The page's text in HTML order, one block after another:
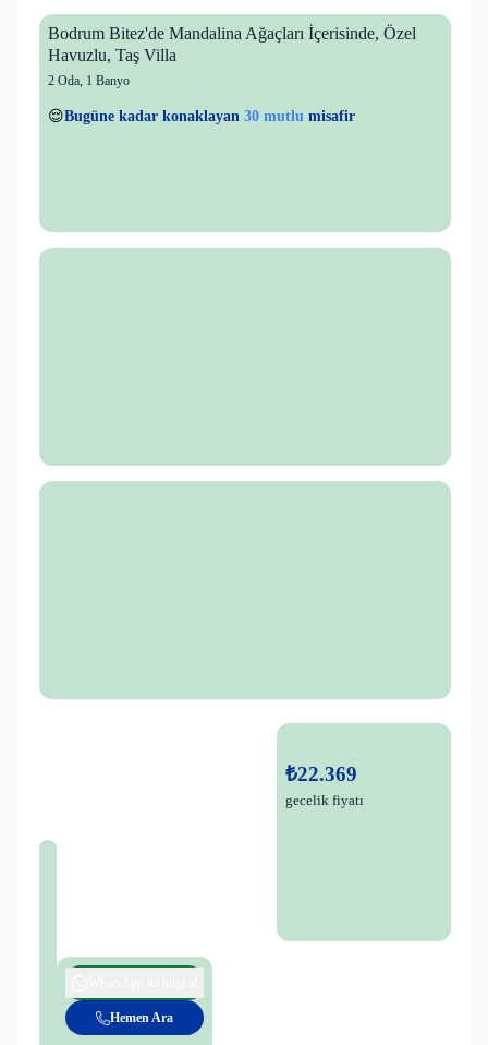
Bodrum Bitez'de Mandalina Ağaçları İçerisinde, Özel
Havuzlu, Taş Villa
2 Oda, 1 Banyo
👀Son 1 saatte27 kişigörüntüledi
₺22.369
gecelik fiyatı
Hemen Ara